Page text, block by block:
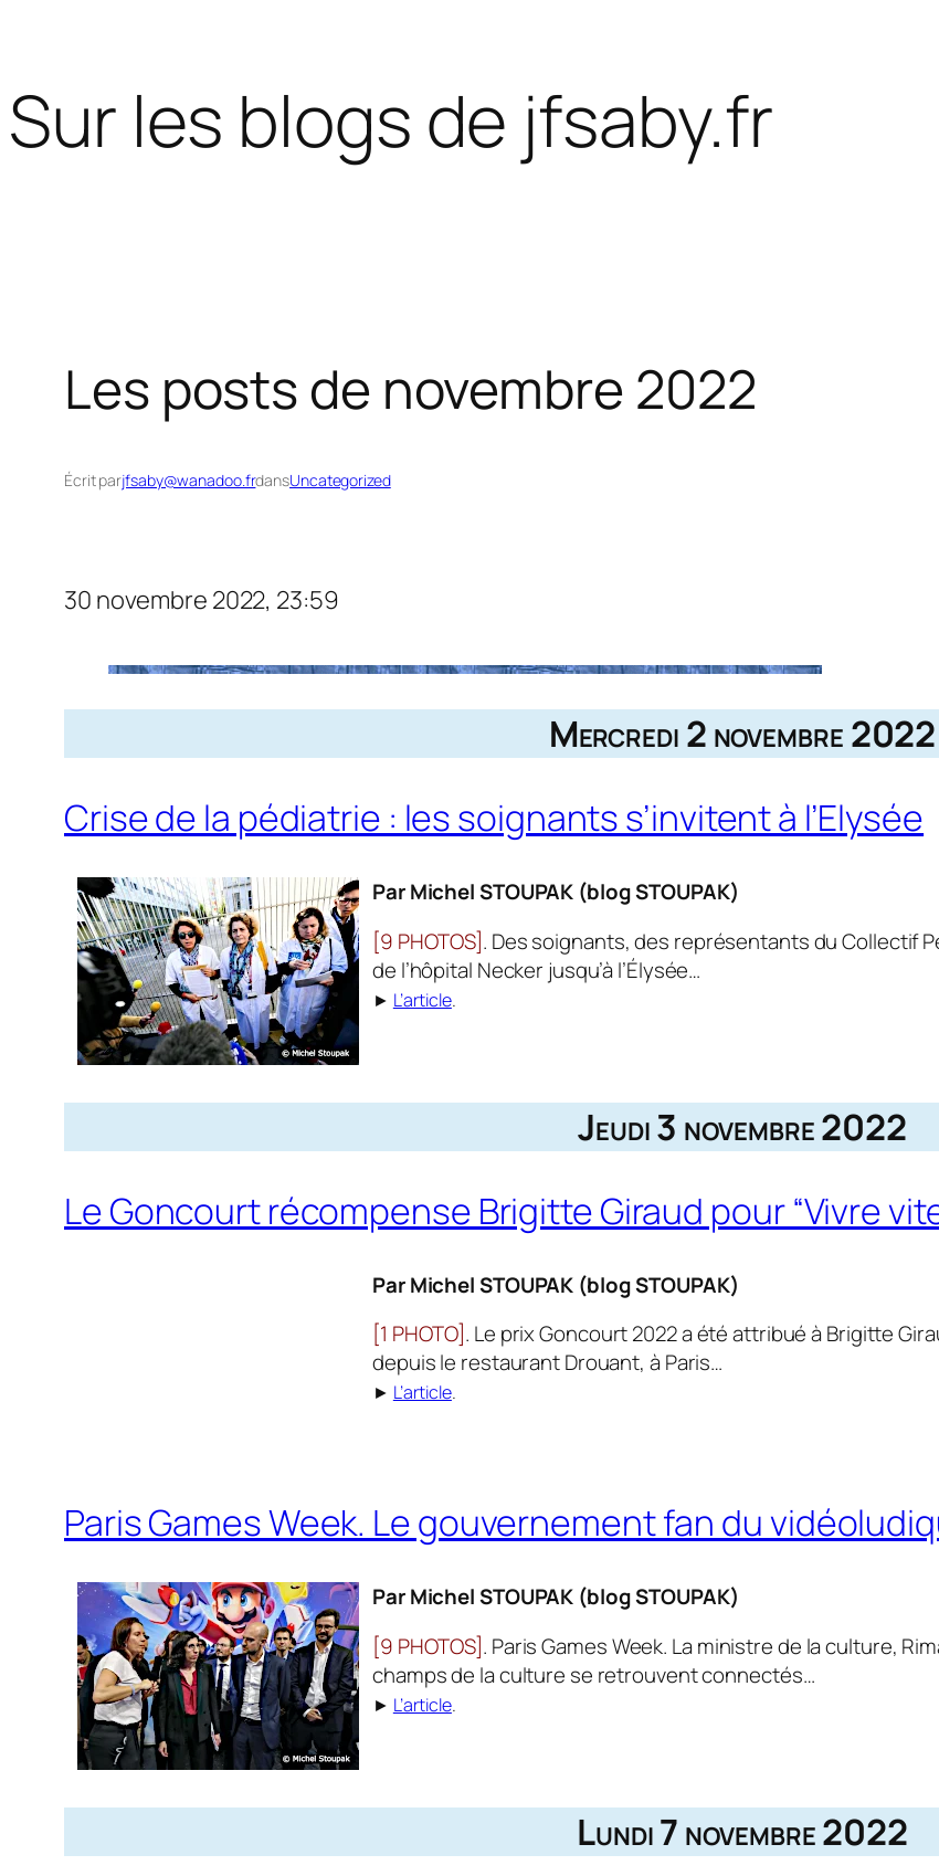
Aller
au
contenu
Sur les blogs de jfsaby.fr
Les posts de novembre 2022
Écrit parjfsaby@wanadoo.frdansUncategorized
30 novembre 2022, 23:59
Mercredi 2 novembre 2022
Crise de la pédiatrie : les soignants s’invitent à l’Elysée
Par Michel STOUPAK (blog STOUPAK)
[9 PHOTOS]. Des soignants, des représen­tants du Collectif
de l’hôpital Necker jusqu’à l’Élysée…
► L’article.
Jeudi 3 novembre 2022
Le Goncourt récompense Brigitte Giraud pour “Vivre
Par Michel STOUPAK (blog STOUPAK)
[1 PHOTO]. Le prix Goncourt 2022 a été attribué à Brigitte
depuis le restaurant Drouant, à Paris…
► L’article.
Paris Games Week. Le gouvernement fan du
Par Michel STOUPAK (blog STOUPAK)
[9 PHOTOS]. Paris Games Week. La ministre de la culture,
champs de la culture se retrouvent connectés…
► L’article.
Lundi 7 novembre 2022